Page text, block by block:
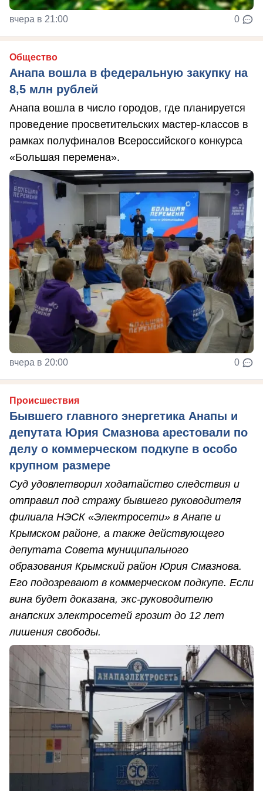
вчера в 21:00 0
Общество
Анапа вошла в федеральную закупку на
8,5 млн рублей
Анапа вошла в число городов, где планируется
проведение просветительских мастер-классов в
рамках полуфиналов Всероссийского конкурса
«Большая перемена».
вчера в 20:00 0
Происшествия
Бывшего главного энергетика Анапы и
депутата Юрия Смазнова арестовали по
делу о коммерческом подкупе в особо
крупном размере
Суд удовлетворил ходатайство следствия и
отправил под стражу бывшего руководителя
филиала НЭСК «Электросети» в Анапе и
Крымском районе, а также действующего
депутата Совета муниципального
образования Крымский район Юрия Смазнова.
Его подозревают в коммерческом подкупе. Если
вина будет доказана, экс-руководителю
анапских электросетей грозит до 12 лет
лишения свободы.